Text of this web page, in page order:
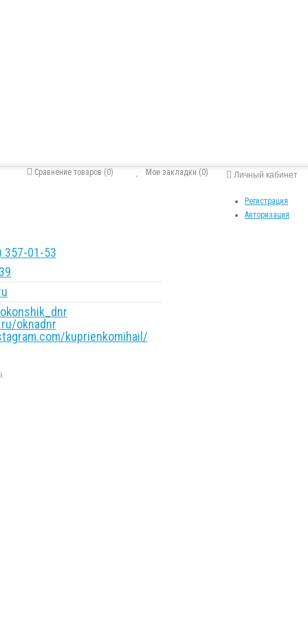
Личный кабинет
Регистрация
Авторизация
Мои закладки (0)
Сравнение товаров (0)
357-01-53
oknadnr
kuprienkomihail/